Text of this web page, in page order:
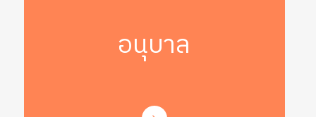
อนุบาล